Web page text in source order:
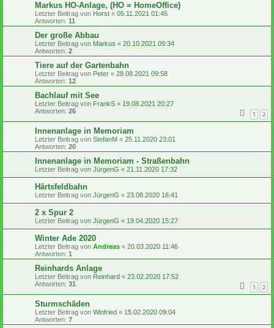
Markus HO-Anlage, (HO = HomeOffice)
Letzter Beitrag von Horst « 05.11.2021 01:45
Antworten: 11
Der große Abbau
Letzter Beitrag von Markus « 20.10.2021 09:34
Antworten: 2
Tiere auf der Gartenbahn
Letzter Beitrag von Peter « 28.08.2021 09:58
Antworten: 12
Bachlauf mit See
Letzter Beitrag von FrankS « 19.08.2021 20:27
Antworten: 26 1 2
Innenanlage in Memoriam
Letzter Beitrag von StefanM « 25.11.2020 23:01
Antworten: 20
Innenanlage in Memoriam - Straßenbahn
Letzter Beitrag von JürgenG « 21.11.2020 17:32
Härtsfeldbahn
Letzter Beitrag von JürgenG « 23.08.2020 16:41
2 x Spur 2
Letzter Beitrag von JürgenG « 19.04.2020 15:27
Winter Ade 2020
Letzter Beitrag von Andreas « 20.03.2020 11:46
Antworten: 1
Reinhards Anlage
Letzter Beitrag von Reinhard « 23.02.2020 17:52
Antworten: 31 1 2
Sturmschäden
Letzter Beitrag von Winfried « 15.02.2020 09:04
Antworten: 7